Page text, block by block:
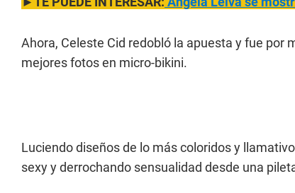
Ahora, Celeste Cid redobló la apuesta y fue por
mejores fotos en micro-bikini.
Luciendo diseños de lo más coloridos y
sexy y derrochando sensualidad desde una